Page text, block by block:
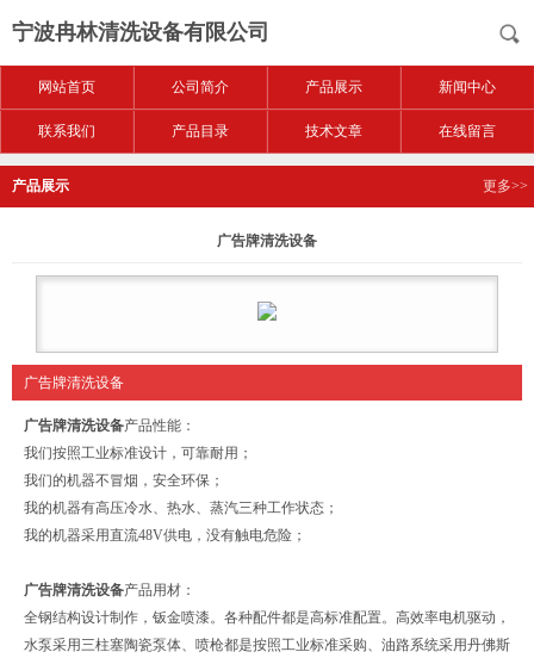
宁波冉林清洗设备有限公司
网站首页 公司简介 产品展示 新闻中心
联系我们 产品目录 技术文章 在线留言
产品展示 更多>>
广告牌清洗设备
广告牌清洗设备
广告牌清洗设备产品性能：
我们按照工业标准设计，可靠耐用；
我们的机器不冒烟，安全环保；
我的机器有高压冷水、热水、蒸汽三种工作状态；
我的机器采用直流48V供电，没有触电危险；
广告牌清洗设备产品用材：
全钢结构设计制作，钣金喷漆。各种配件都是高标准配置。高效率电机驱动，
水泵采用三柱塞陶瓷泵体、喷枪都是按照工业标准采购、油路系统采用丹佛斯